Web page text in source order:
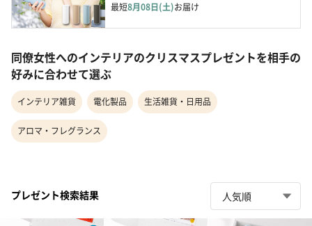
最短8月08日(土)お届け
同僚女性へのインテリアのクリスマスプレゼントを相手の
好みに合わせて選ぶ
インテリア雑貨 電化製品 生活雑貨・日用品
アロマ・フレグランス
プレゼント検索結果